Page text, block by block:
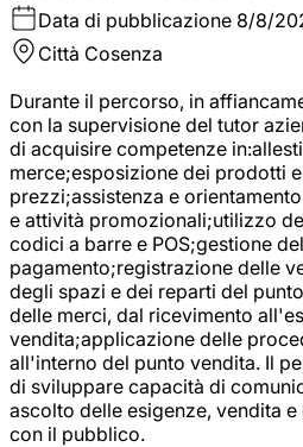
Data di pubblicazione 8/8/
Città Cosenza
Durante il percorso, in
con la supervisione del tutor
di acquisire competenze
merce;esposizione dei prodotti
prezzi;assistenza e
e attività promozionali;utilizzo
codici a barre e POS;gestione
pagamento;registrazione delle
degli spazi e dei reparti del
delle merci, dal ricevimento
vendita;applicazione delle
all'interno del punto vendita. Il
di sviluppare capacità di
ascolto delle esigenze, vendita
con il pubblico.